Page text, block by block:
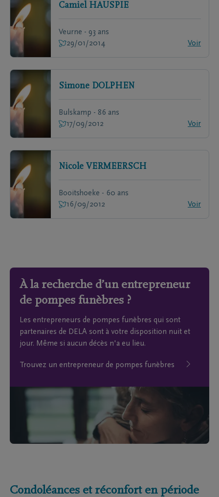
Camiel HAUSPIE
Veurne - 93 ans
29/01/2014
Voir
Simone DOLPHEN
Bulskamp - 86 ans
17/09/2012
Voir
Nicole VERMEERSCH
Booitshoeke - 60 ans
16/09/2012
Voir
À la recherche d’un entrepreneur
de pompes funèbres ?
Les entrepreneurs de pompes funèbres qui sont
partenaires de DELA sont à votre disposition nuit et
jour. Même si aucun décès n'a eu lieu.
Trouvez un entrepreneur de pompes funèbres
Condoléances et réconfort en période